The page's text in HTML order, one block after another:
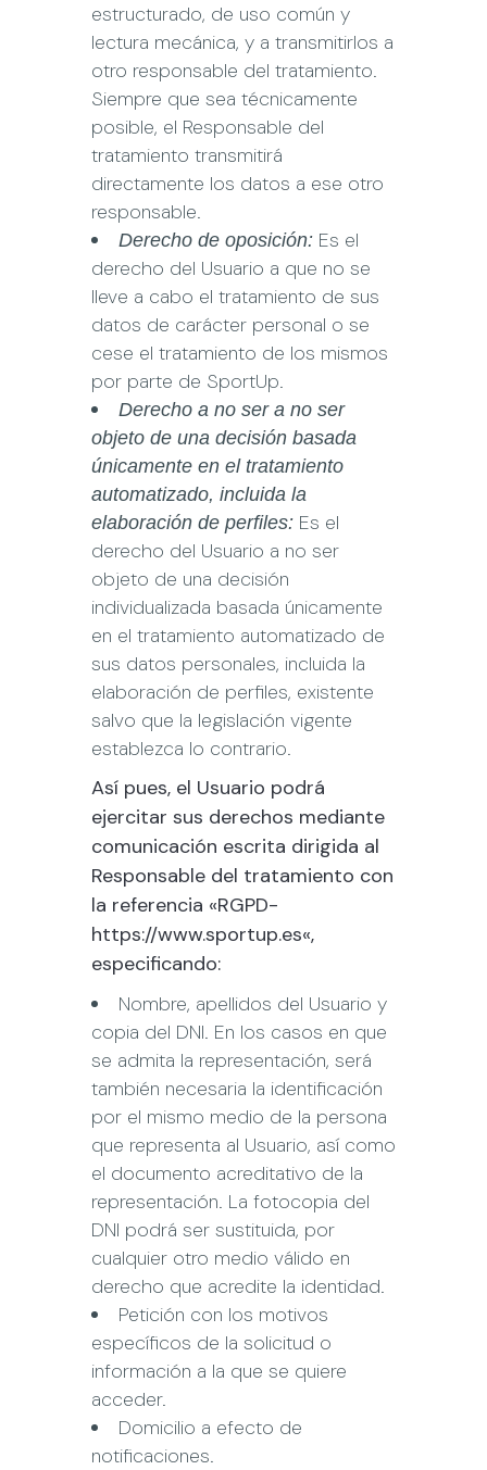
estructurado, de uso común y
lectura mecánica, y a transmitirlos a
otro responsable del tratamiento.
Siempre que sea técnicamente
posible, el Responsable del
tratamiento transmitirá
directamente los datos a ese otro
responsable.
Derecho de oposición: Es el
derecho del Usuario a que no se
lleve a cabo el tratamiento de sus
datos de carácter personal o se
cese el tratamiento de los mismos
por parte de SportUp.
Derecho a no ser a no ser
objeto de una decisión basada
únicamente en el tratamiento
automatizado, incluida la
elaboración de perfiles: Es el
derecho del Usuario a no ser
objeto de una decisión
individualizada basada únicamente
en el tratamiento automatizado de
sus datos personales, incluida la
elaboración de perfiles, existente
salvo que la legislación vigente
establezca lo contrario.
Así pues, el Usuario podrá
ejercitar sus derechos mediante
comunicación escrita dirigida al
Responsable del tratamiento con
la referencia «RGPD-
https://www.sportup.es«,
especificando:
Nombre, apellidos del Usuario y
copia del DNI. En los casos en que
se admita la representación, será
también necesaria la identificación
por el mismo medio de la persona
que representa al Usuario, así como
el documento acreditativo de la
representación. La fotocopia del
DNI podrá ser sustituida, por
cualquier otro medio válido en
derecho que acredite la identidad.
Petición con los motivos
específicos de la solicitud o
información a la que se quiere
acceder.
Domicilio a efecto de
notificaciones.